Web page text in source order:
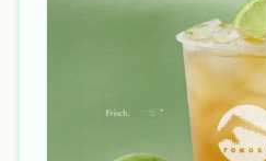
🍹 SOMMER-SPECIAL